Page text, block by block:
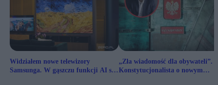
Widziałem nowe telewizory
Samsunga. W gąszczu funkcji AI są
„Zła wiadomość dla obywateli”.
Konstytucjonalista o nowym